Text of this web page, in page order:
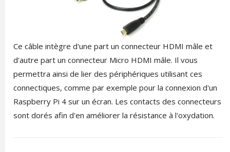
Ce câble intègre d'une part un connecteur HDMI mâle et
d'autre part un connecteur Micro HDMI mâle. Il vous
permettra ainsi de lier des périphériques utilisant ces
connectiques, comme par exemple pour la connexion d'un
Raspberry Pi 4 sur un écran. Les contacts des connecteurs
sont dorés afin d'en améliorer la résistance à l'oxydation.